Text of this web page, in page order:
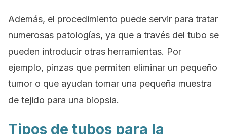
Además, el procedimiento puede servir para tratar
numerosas patologías, ya que a través del tubo se
pueden introducir otras herramientas. Por
ejemplo, pinzas que permiten eliminar un pequeño
tumor o que ayudan tomar una pequeña muestra
de tejido para una biopsia.
Tipos de tubos para la